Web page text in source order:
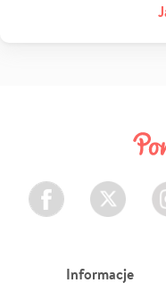
Facebook Twitter
Informacje